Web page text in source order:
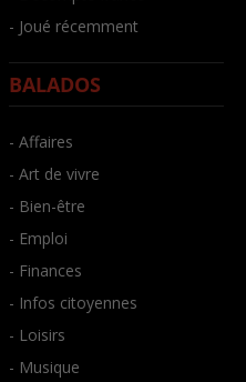
- Joué récemment
BALADOS
- Affaires
- Art de vivre
- Bien-être
- Emploi
- Finances
- Infos citoyennes
- Loisirs
- Musique